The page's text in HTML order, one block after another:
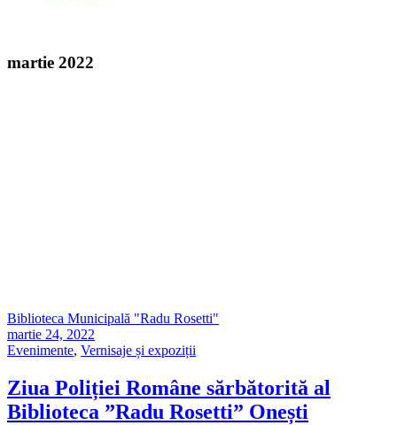
martie 2022
Biblioteca Municipală "Radu Rosetti"
martie 24, 2022
Evenimente, Vernisaje și expoziții
Ziua Poliției Române sărbătorită al
Biblioteca ”Radu Rosetti” Onești